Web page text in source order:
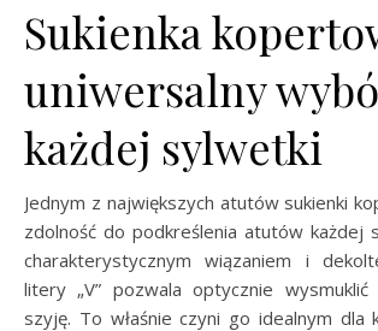
Sukienka
uniwersalny
każdej sylwetki
Jednym z największych atutów sukienki
zdolność do podkreślenia atutów każdej
charakterystycznym wiązaniem i
litery „V” pozwala optycznie wysmuklić
szyję. To właśnie czyni go idealnym dla